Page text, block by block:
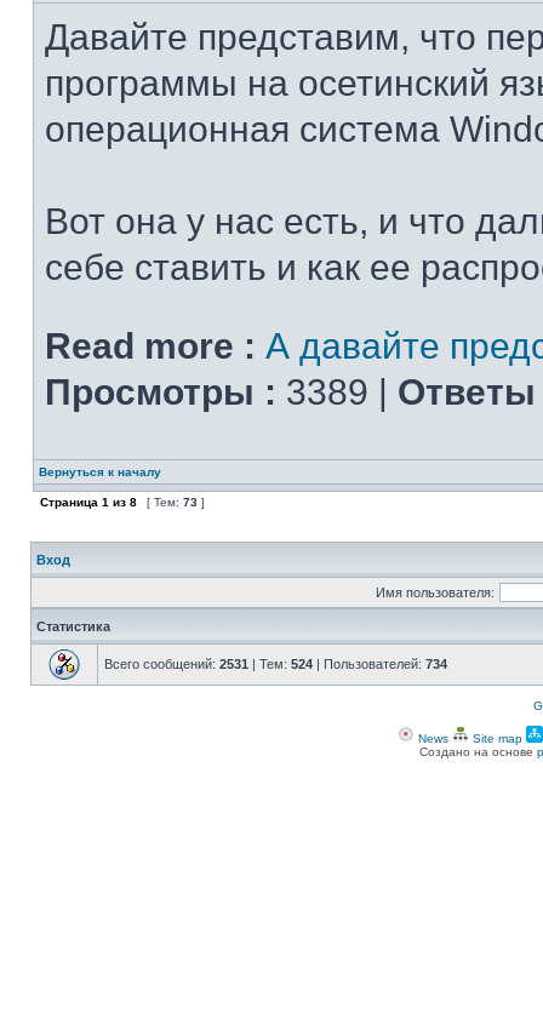
Давайте представим, что
программы на осетинский
операционная система
Вот она у нас есть, и что
себе ставить и как ее
Read more : А давайте
Просмотры : 3389 | Ответы
Вернуться к началу
Страница 1 из 8 [ Тем: 73 ]
Вход
Имя пользователя:
Статистика
Всего сообщений: 2531 | Тем: 524 | Пользователей: 734
News Site map
Создано на основе